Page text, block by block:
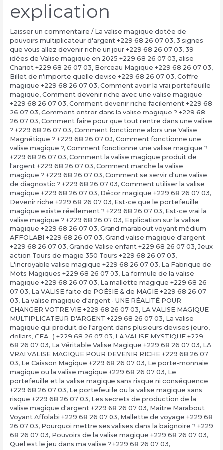
explication
Laisser un commentaire / La valise magique dotée de
pouvoirs multiplicateur d'argent +229 68 26 07 03, 3 signes
que vous allez devenir riche un jour +229 68 26 07 03, 39
idées de Valise magique en 2025 +229 68 26 07 03, alise
Chariot +229 68 26 07 03, Berceau Magique +229 68 26 07 03,
Billet de n'importe quelle devise +229 68 26 07 03, Coffre
magique +229 68 26 07 03, Comment avoir la vrai portefeuille
magique, Comment devenir riche avec une valise magique
+229 68 26 07 03, Comment devenir riche facilement +229 68
26 07 03, Comment entrer dans la valise magique ? +229 68
26 07 03, Comment faire pour que tout rentre dans une valise
? +229 68 26 07 03, Comment fonctionne alors une Valise
Magnétique ? +229 68 26 07 03, Comment fonctionne une
valise magique ?, Comment fonctionne une valise magique ?
+229 68 26 07 03, Comment la valise magique produit de
l'argent +229 68 26 07 03, Comment marche la valise
magique ? +229 68 26 07 03, Comment se servir d'une valise
de diagnostic ? +229 68 26 07 03, Comment utiliser la valise
magique +229 68 26 07 03, Décor magique +229 68 26 07 03,
Devenir riche +229 68 26 07 03, Est-ce que le portefeuille
magique existe réellement ? +229 68 26 07 03, Est-ce vrai la
valise magique ? +229 68 26 07 03, Explication sur la valise
magique +229 68 26 07 03, Grand marabout voyant médium
AFFOLABI +229 68 26 07 03, Grand valise magique d'argent
+229 68 26 07 03, Grande Valise enfant +229 68 26 07 03, Jeux
action Tours de magie 350 Tours +229 68 26 07 03,
L'incroyable valise magique +229 68 26 07 03, La Fabrique de
Mots Magiques +229 68 26 07 03, La formule de la valise
magique +229 68 26 07 03, La mallette magique +229 68 26
07 03, La VALISE faite de POÉSIE & de MAGIE +229 68 26 07
03, La valise magique d'argent - UNE RÉALITÉ POUR
CHANGER VOTRE VIE +229 68 26 07 03, LA VALISE MAGIQUE
MULTIPLICATEUR D'ARGENT +229 68 26 07 03, La valise
magique qui produit de l'argent dans plusieurs devises (euro,
dollars, CFA…) +229 68 26 07 03, LA VALISE MYSTIQUE +229
68 26 07 03, La Véritable Valise Magique +229 68 26 07 03, LA
VRAI VALISE MAGIQUE POUR DEVENIR RICHE +229 68 26 07
03, Le Caisson Magique +229 68 26 07 03, Le porte-monnaie
magique ou la valise magique +229 68 26 07 03, Le
portefeuille et la valise magique sans risque ni conséquence
+229 68 26 07 03, Le portefeuille ou la valise magique sans
risque +229 68 26 07 03, Les secrets de production de la
valise magique d'argent +229 68 26 07 03, Maitre Marabout
Voyant Affolabi +229 68 26 07 03, Mallette de voyage +229 68
26 07 03, Pourquoi mettre ses valises dans la baignoire ? +229
68 26 07 03, Pouvoirs de la valise magique +229 68 26 07 03,
Quel est le jeu dans ma valise ? +229 68 26 07 03,